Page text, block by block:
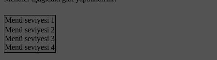
Menü seviyesi 1
Menü seviyesi 2
Menü seviyesi 3
Menü seviyesi 4